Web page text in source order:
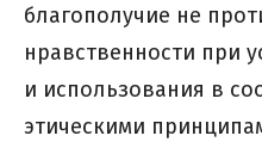
благополучие не
нравственности при
и использования в
этическими